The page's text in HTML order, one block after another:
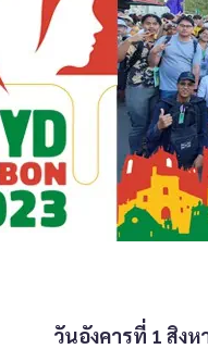
วันอังคารที่ 1 สิงหา